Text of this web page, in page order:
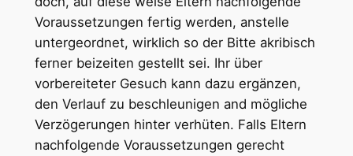
Voraussetzungen fertig werden, anstelle
untergeordnet, wirklich so der Bitte akribisch
ferner beizeiten gestellt sei. Ihr über
vorbereiteter Gesuch kann dazu ergänzen,
den Verlauf zu beschleunigen and mögliche
Verzögerungen hinter verhüten. Falls Eltern
nachfolgende Voraussetzungen gerecht